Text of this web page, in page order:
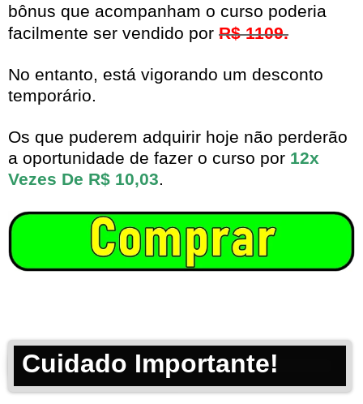
bônus que acompanham o curso poderia
facilmente ser vendido por R$ 1109.
No entanto, está vigorando um desconto
temporário.
Os que puderem adquirir hoje não perderão
a oportunidade de fazer o curso por 12x
Vezes De R$ 10,03.
Cuidado Importante!